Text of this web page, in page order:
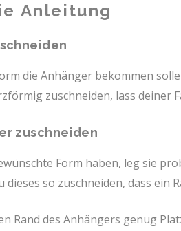
Anleitung
die Anhänger bekommen
zuschneiden, lass deiner
zuschneiden
Form haben, leg sie
dieses so zuschneiden, dass ein
Rand des Anhängers genug